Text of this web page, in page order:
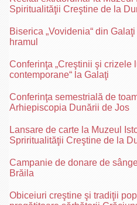
Spiritualităţii Creştine de la
Biserica „Vovidenia“ din
hramul
Conferinţa „Creştinii şi crizele
contemporane“ la Galaţi
Conferinţa semestrială de
Arhiepiscopia Dunării de Jos
Lansare de carte la Muzeul
Spriritualităţii Creştine de la
Campanie de donare de
Brăila
Obiceiuri creştine şi tradiţii